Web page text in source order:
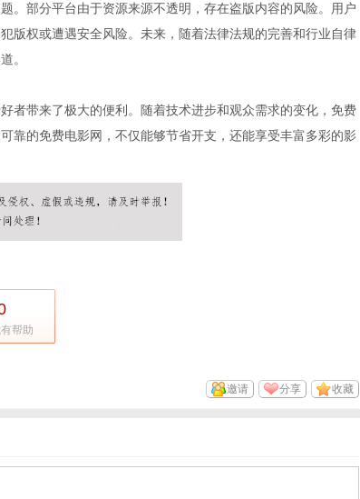
。部分平台由于资源来源不透明，存在盗版内容的风险。用户
版权或遭遇安全风险。未来，随着法律法规的完善和行业自律
。
者带来了极大的便利。随着技术进步和观众需求的变化，免费
靠的免费电影网，不仅能够节省开支，还能享受丰富多彩的影
帮助
收藏
分享
邀请